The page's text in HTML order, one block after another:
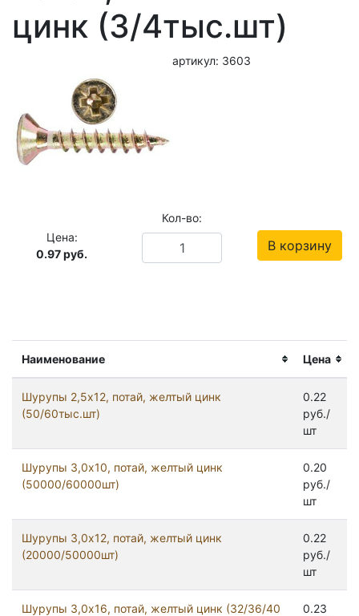
Наименование Цена
Шурупы 2,5x12, потай, желтый цинк
(50/60тыс.шт)
0.22
руб./
шт
Шурупы 3,0x10, потай, желтый цинк
(50000/60000шт)
0.20
руб./
шт
Шурупы 3,0x12, потай, желтый цинк
(20000/50000шт)
0.22
руб./
шт
Шурупы 3,0x16, потай, желтый цинк (32/36/40
0.23
цинк (3/4тыс.шт)
артикул: 3603
Цена:
0.97руб.
Кол-во:
В корзину